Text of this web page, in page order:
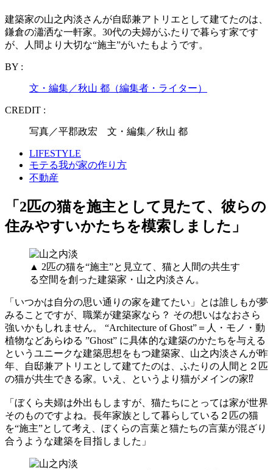
建築家の山之内淡さんが自邸兼アトリエとして建てたのは、
鎌倉の瀟洒な一軒家。30代の夫婦がふたりで暮らす家です
が、人間より大切な“施主”がいたもようです。
BY :
文・編集／秋山 都（編集者・ライター）
CREDIT :
写真／平郡政宏 文・編集／秋山 都
LIFESTYLE
モテる我が家の作り方
不動産
「2匹の猫を施主として見たて、彼らの
住みやすいかたちを模索しました」
▲ 2匹の猫を“施主”と見立て、猫と人間の共生す
る空間を創った建築家・山之内淡さん。
「いつかは自分の思い通りの家を建てたい」とは誰しもが夢
みることですが、職業が建築家なら？ その想いはなおさら
強いかもしれません。 “Architecture of Ghost”＝人・モノ・動
植物などあらゆる ”Ghost” に具体的な建築のかたちを与える
というユニークな建築思想をもつ建築家、山之内淡さんが昨
年、自邸兼アトリエとして建てたのは、ふたりの人間と２匹
の猫が共生できる家。いえ、というより猫がメインの家⁉
「ぼくら夫婦は外出もしますが、猫たちにとっては家が世界
そのものですよね。長年家族として暮らしている２匹の猫
を“施主”として考え、ぼくらの言葉と猫たちの言葉が混ざり
合うような建築を目指しました」